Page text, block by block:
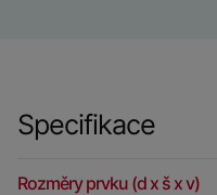
Specifikace
Rozměry prvku (d x š x v)